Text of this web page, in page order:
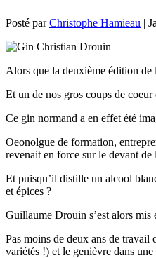
Posté parChristophe Hamieau |
Alors que la deuxième édition de
Et un de nos gros coups de
Ce gin normand a en effet été
Oeonolgue de formation,
revenait en force sur le devant
Et puisqu’il distille un alcool
et épices ?
Guillaume Drouin s’est alors mis
Pas moins de deux ans de
variétés !) et le genièvre dans